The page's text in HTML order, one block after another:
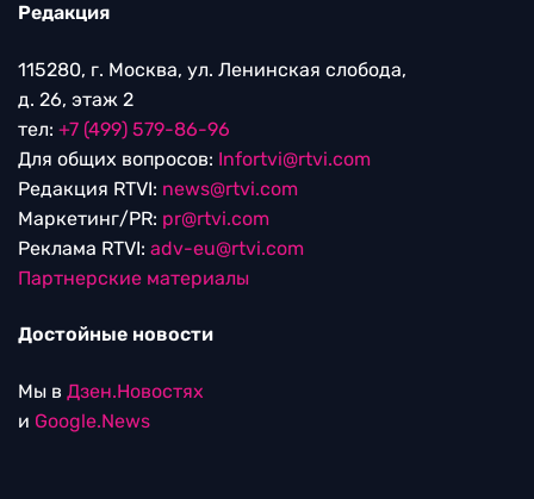
Редакция
115280, г. Москва, ул. Ленинская слобода,
д. 26, этаж 2
тел: +7 (499) 579-86-96
Для общих вопросов: Infortvi@rtvi.com
Редакция RTVI: news@rtvi.com
Маркетинг/PR: pr@rtvi.com
Реклама RTVI: adv-eu@rtvi.com
Партнерские материалы
Достойные новости
Мы в Дзен.Новостях
и Google.News